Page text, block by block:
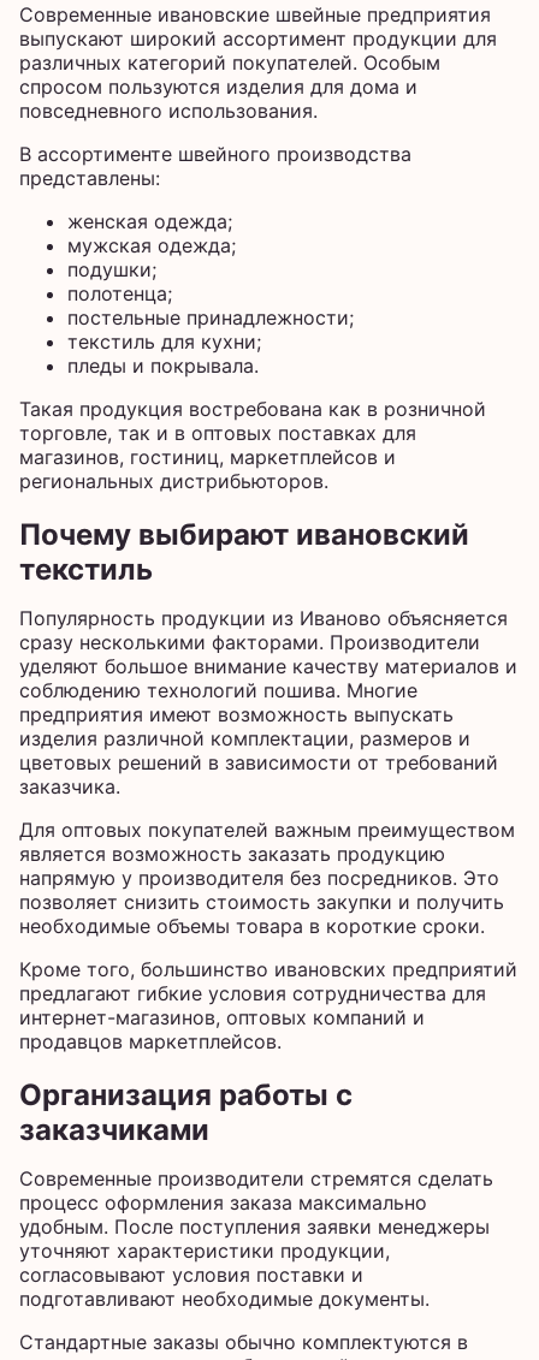
Современные ивановские швейные предприятия
выпускают широкий ассортимент продукции для
различных категорий покупателей. Особым
спросом пользуются изделия для дома и
повседневного использования.
В ассортименте швейного производства
представлены:
женская одежда;
мужская одежда;
подушки;
полотенца;
постельные принадлежности;
текстиль для кухни;
пледы и покрывала.
Такая продукция востребована как в розничной
торговле, так и в оптовых поставках для
магазинов, гостиниц, маркетплейсов и
региональных дистрибьюторов.
Почему выбирают ивановский
текстиль
Популярность продукции из Иваново объясняется
сразу несколькими факторами. Производители
уделяют большое внимание качеству материалов и
соблюдению технологий пошива. Многие
предприятия имеют возможность выпускать
изделия различной комплектации, размеров и
цветовых решений в зависимости от требований
заказчика.
Для оптовых покупателей важным преимуществом
является возможность заказать продукцию
напрямую у производителя без посредников. Это
позволяет снизить стоимость закупки и получить
необходимые объемы товара в короткие сроки.
Кроме того, большинство ивановских предприятий
предлагают гибкие условия сотрудничества для
интернет-магазинов, оптовых компаний и
продавцов маркетплейсов.
Организация работы с
заказчиками
Современные производители стремятся сделать
процесс оформления заказа максимально
удобным. После поступления заявки менеджеры
уточняют характеристики продукции,
согласовывают условия поставки и
подготавливают необходимые документы.
Стандартные заказы обычно комплектуются в